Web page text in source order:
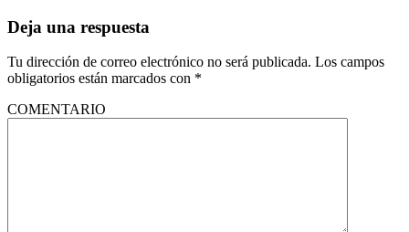
Deja una respuesta
Tu dirección de correo electrónico no será publicada. Los campos
obligatorios están marcados con *
COMENTARIO